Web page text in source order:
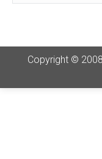
Copyright ©